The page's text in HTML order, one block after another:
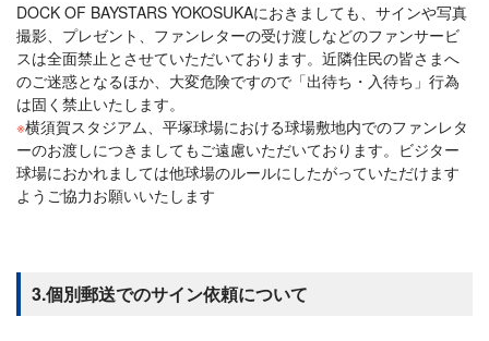
DOCK OF BAYSTARS YOKOSUKAにおきましても、サインや写真
撮影、プレゼント、ファンレターの受け渡しなどのファンサービ
スは全面禁止とさせていただいております。近隣住民の皆さまへ
のご迷惑となるほか、大変危険ですので「出待ち・入待ち」行為
は固く禁止いたします。
※横須賀スタジアム、平塚球場における球場敷地内でのファンレタ
ーのお渡しにつきましてもご遠慮いただいております。ビジター
球場におかれましては他球場のルールにしたがっていただけます
ようご協力お願いいたします
3.個別郵送でのサイン依頼について